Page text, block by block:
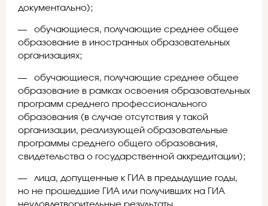
документально);
— обучающиеся, получающие среднее общее
образование в иностранных образовательных
организациях;
— обучающиеся, получающие среднее общее
образование в рамках освоения образовательных
программ среднего профессионального
образования (в случае отсутствия у такой
организации, реализующей образовательные
программы среднего общего образования,
свидетельства о государственной аккредитации);
— лица, допущенные к ГИА в предыдущие годы,
но не прошедшие ГИА или получивших на ГИА